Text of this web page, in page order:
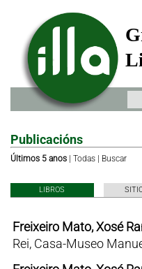
Publicacións
Últimos 5 anos| Todas| Buscar
LIBROS
Freixeiro Mato, Xosé
Rei, Casa-Museo